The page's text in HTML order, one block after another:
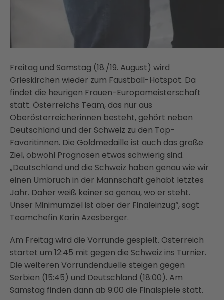
Freitag und Samstag (18./19. August) wird
Grieskirchen wieder zum Faustball-Hotspot. Da
findet die heurigen Frauen-Europameisterschaft
statt. Österreichs Team, das nur aus
Oberösterreicherinnen besteht, gehört neben
Deutschland und der Schweiz zu den Top-
Favoritinnen. Die Goldmedaille ist auch das große
Ziel, obwohl Prognosen etwas schwierig sind.
„Deutschland und die Schweiz haben genau wie wir
einen Umbruch in der Mannschaft gehabt letztes
Jahr. Daher weiß keiner so genau, wo er steht.
Unser Minimumziel ist aber der Finaleinzug“, sagt
Teamchefin Karin Azesberger.
Am Freitag wird die Vorrunde gespielt. Österreich
startet um 12:45 mit gegen die Schweiz ins Turnier.
Die weiteren Vorrundenduelle steigen gegen
Serbien (15:45) und Deutschland (18:00). Am
Samstag finden dann ab 9:00 die Finalspiele statt.